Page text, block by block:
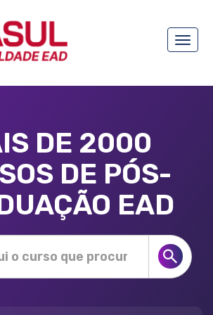
Toggle
DE 2000
DE PÓS-
EAD